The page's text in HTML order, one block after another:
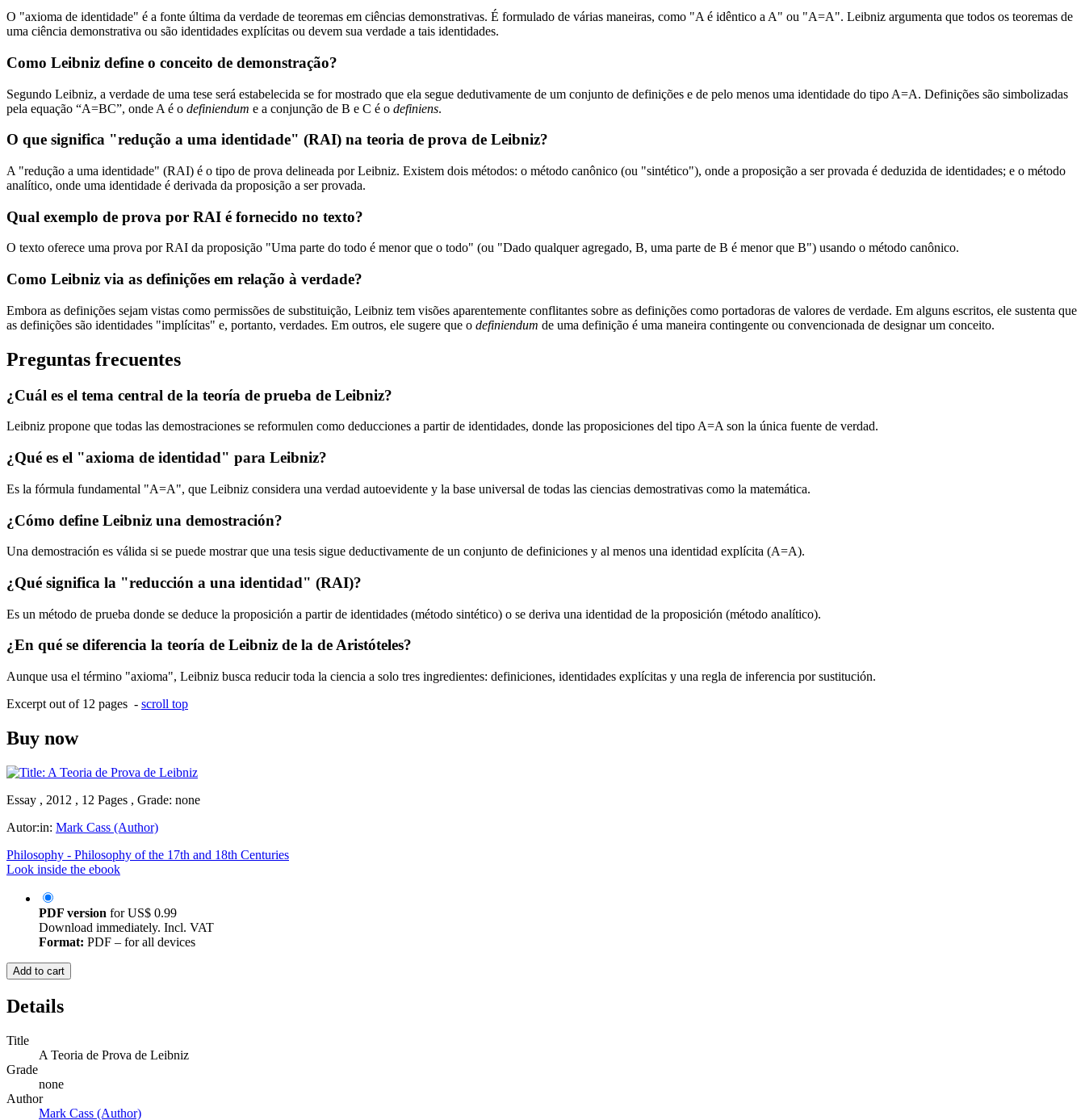
O "axioma de identidade" é a fonte última da verdade de teoremas em ciências demonstrativas. É formulado de várias maneiras, como "A é idêntico a A" ou "A=A". Leibniz argumenta que todos os teoremas de
uma ciência demonstrativa ou são identidades explícitas ou devem sua verdade a tais identidades.
Como Leibniz define o conceito de demonstração?
Segundo Leibniz, a verdade de uma tese será estabelecida se for mostrado que ela segue dedutivamente de um conjunto de definições e de pelo menos uma identidade do tipo A=A. Definições são simbolizadas
pela equação “A=BC”, onde A é o definiendum e a conjunção de B e C é o definiens.
O que significa "redução a uma identidade" (RAI) na teoria de prova de Leibniz?
A "redução a uma identidade" (RAI) é o tipo de prova delineada por Leibniz. Existem dois métodos: o método canônico (ou "sintético"), onde a proposição a ser provada é deduzida de identidades; e o método
analítico, onde uma identidade é derivada da proposição a ser provada.
Qual exemplo de prova por RAI é fornecido no texto?
O texto oferece uma prova por RAI da proposição "Uma parte do todo é menor que o todo" (ou "Dado qualquer agregado, B, uma parte de B é menor que B") usando o método canônico.
Como Leibniz via as definições em relação à verdade?
Embora as definições sejam vistas como permissões de substituição, Leibniz tem visões aparentemente conflitantes sobre as definições como portadoras de valores de verdade. Em alguns escritos, ele sustenta que
as definições são identidades "implícitas" e, portanto, verdades. Em outros, ele sugere que o definiendum de uma definição é uma maneira contingente ou convencionada de designar um conceito.
Preguntas frecuentes
¿Cuál es el tema central de la teoría de prueba de Leibniz?
Leibniz propone que todas las demostraciones se reformulen como deducciones a partir de identidades, donde las proposiciones del tipo A=A son la única fuente de verdad.
¿Qué es el "axioma de identidad" para Leibniz?
Es la fórmula fundamental "A=A", que Leibniz considera una verdad autoevidente y la base universal de todas las ciencias demostrativas como la matemática.
¿Cómo define Leibniz una demostración?
Una demostración es válida si se puede mostrar que una tesis sigue deductivamente de un conjunto de definiciones y al menos una identidad explícita (A=A).
¿Qué significa la "reducción a una identidad" (RAI)?
Es un método de prueba donde se deduce la proposición a partir de identidades (método sintético) o se deriva una identidad de la proposición (método analítico).
¿En qué se diferencia la teoría de Leibniz de la de Aristóteles?
Aunque usa el término "axioma", Leibniz busca reducir toda la ciencia a solo tres ingredientes: definiciones, identidades explícitas y una regla de inferencia por sustitución.
Excerpt out of 12 pages - scroll top
Buy now
Essay , 2012 , 12 Pages , Grade: none
Autor:in: Mark Cass (Author)
Philosophy - Philosophy of the 17th and 18th Centuries
Look inside the ebook
PDF version forUS$ 0.99
Download immediately. Incl. VAT
Format: PDF – for all devices
Add to cart
Details
Title
A Teoria de Prova de Leibniz
Grade
none
Author
Mark Cass (Author)